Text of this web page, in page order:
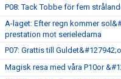
P08: Tack Tobbe för fem
A-laget: Efter regn kommer
prestation mot serieledarna
P07: Grattis till
Magisk resa med våra P10or